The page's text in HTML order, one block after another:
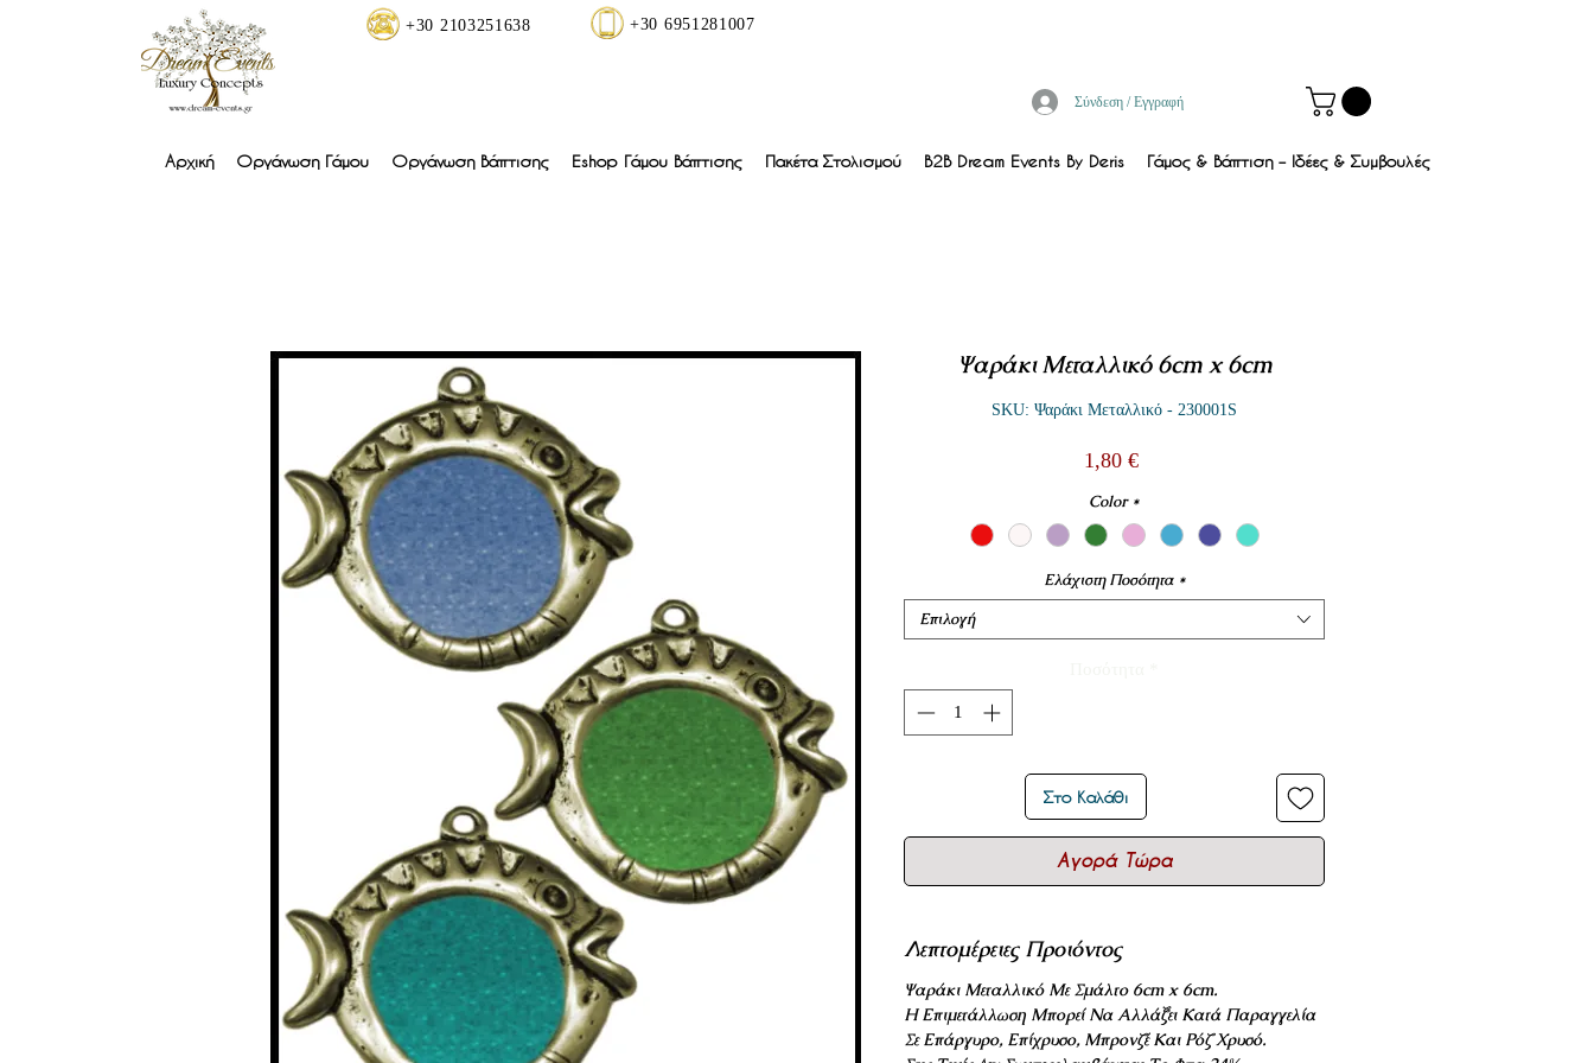
+30 2103251638 +30 6951281007
Σύνδεση / Εγγραφή
Αρχική Οργάνωση Γάμου Οργάνωση Βάπτισης Eshop Γάμου Βάπτισης Πακέτα Στολισμού B2B Dream Events By Deris Γάμος & Βάπτιση – Ιδέες & Συμβουλές
Ψαράκι Μεταλλικό 6cm x 6cm
SKU: Ψαράκι Μεταλλικό - 230001S
1,80 €Τιμή
Color *
Ελάχιστη Ποσότητα *
Επιλογή
Στο Καλάθι
Αγορά Τώρα
Λεπτομέρειες Προιόντος
Ψαράκι Μεταλλικό Με Σμάλτο 6cm x 6cm.
Η Επιμετάλλωση Μπορεί Να Αλλάξει Κατά Παραγγελία
Σε Επάργυρο, Επίχρυσο, Μπρονζέ Και Ρόζ Χρυσό.